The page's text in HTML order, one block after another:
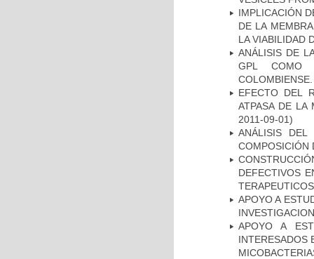
IMPLICACIÓN
DE LA
LA VIABILIDAD
ANÁLISIS DE
GPL COMO
COLOMBIENSE.
EFECTO DEL
ATPASA DE LA
2011-09-01)
ANÁLISIS DEL
COMPOSICIÓN
DEFECTIVOS
APOYO A
APOYO A
INTERESADOS